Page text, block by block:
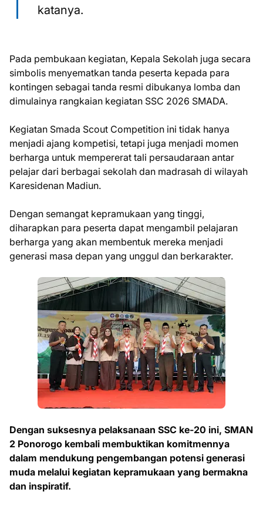
katanya.
Pada pembukaan kegiatan, Kepala Sekolah juga secara
simbolis menyematkan tanda peserta kepada para
kontingen sebagai tanda resmi dibukanya lomba dan
dimulainya rangkaian kegiatan SSC 2026 SMADA.
Kegiatan Smada Scout Competition ini tidak hanya
menjadi ajang kompetisi, tetapi juga menjadi momen
berharga untuk mempererat tali persaudaraan antar
pelajar dari berbagai sekolah dan madrasah di wilayah
Karesidenan Madiun.
Dengan semangat kepramukaan yang tinggi,
diharapkan para peserta dapat mengambil pelajaran
berharga yang akan membentuk mereka menjadi
generasi masa depan yang unggul dan berkarakter.
Dengan suksesnya pelaksanaan SSC ke-20 ini, SMAN
2 Ponorogo kembali membuktikan komitmennya
dalam mendukung pengembangan potensi generasi
muda melalui kegiatan kepramukaan yang bermakna
dan inspiratif.